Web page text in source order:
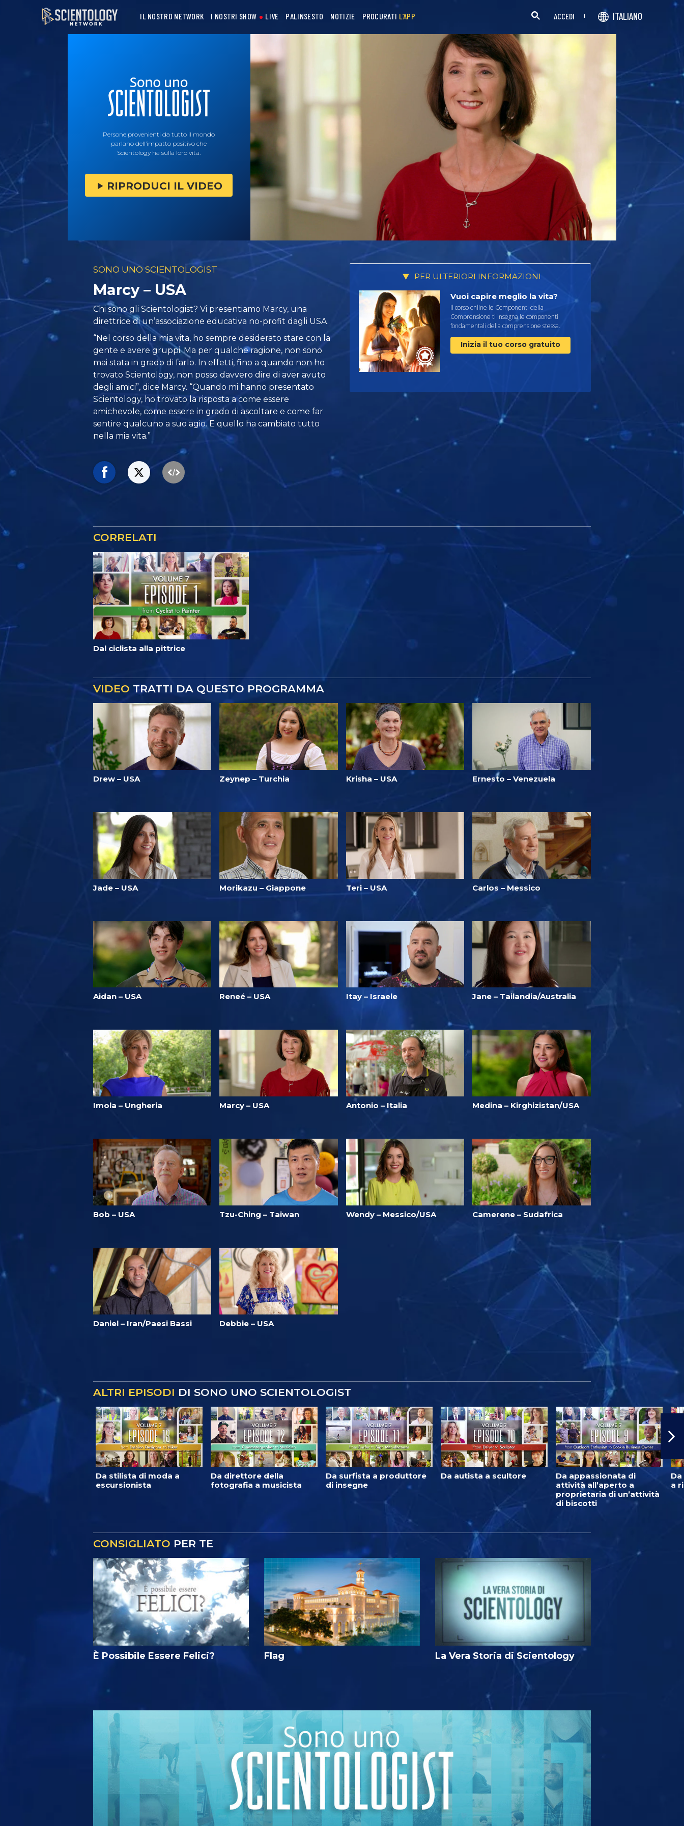
IL NOSTRO NETWORK I NOSTRI SHOW LIVE PALINSESTO NOTIZIE PROCURATI L’APP ACCEDI ITALIANO
Persone provenienti da tutto il mondo
parlano dell’impatto positivo che
Scientology ha sulla loro vita.
RIPRODUCI IL VIDEO
SONO UNO SCIENTOLOGIST
Marcy – USA
Chi sono gli Scientologist? Vi presentiamo Marcy, una
direttrice di un’associazione educativa no-profit dagli USA.
“Nel corso della mia vita, ho sempre desiderato stare con la
gente e avere gruppi. Ma per qualche ragione, non sono
mai stata in grado di farlo. In effetti, fino a quando non ho
trovato Scientology, non posso davvero dire di aver avuto
degli amici”, dice Marcy. “Quando mi hanno presentato
Scientology, ho trovato la risposta a come essere
amichevole, come essere in grado di ascoltare e come far
sentire qualcuno a suo agio. E quello ha cambiato tutto
nella mia vita.”
PER ULTERIORI INFORMAZIONI
Vuoi capire meglio la vita?
Il corso online le Componenti della
Comprensione ti insegna le componenti
fondamentali della comprensione stessa.
Inizia il tuo corso gratuito
CORRELATI
Dal ciclista alla pittrice
VIDEO TRATTI DA QUESTO PROGRAMMA
Drew – USA Zeynep – Turchia Krisha – USA Ernesto – Venezuela
Jade – USA Morikazu – Giappone Teri – USA Carlos – Messico
Aidan – USA Reneé – USA Itay – Israele Jane – Tailandia/Australia
Imola – Ungheria Marcy – USA Antonio – Italia Medina – Kirghizistan/USA
Bob – USA Tzu-Ching – Taiwan Wendy – Messico/USA Camerene – Sudafrica
Daniel – Iran/Paesi Bassi Debbie – USA
ALTRI EPISODI DI SONO UNO SCIENTOLOGIST
Da stilista di moda a
escursionista
Da direttore della
fotografia a musicista
Da surfista a produttore
di insegne
Da autista a scultore
Da appassionata di
attività all’aperto a
proprietaria di un’attività
di biscotti
a
CONSIGLIATO PER TE
È Possibile Essere Felici? Flag La Vera Storia di Scientology